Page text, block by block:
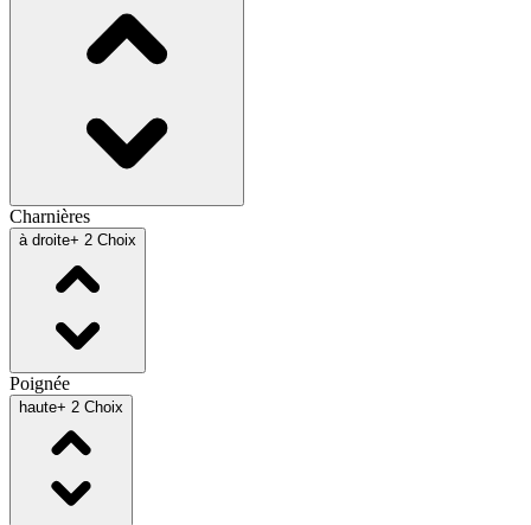
Charnières
à droite+ 2 Choix
Poignée
haute+ 2 Choix